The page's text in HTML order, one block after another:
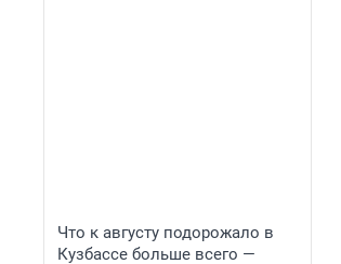
Что к августу подорожало в
Кузбассе больше всего —